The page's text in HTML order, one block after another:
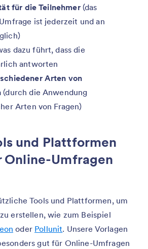
für die Teilnehmer(das
ist jederzeit und an
dazu führt, dass die
antworten
Arten von
(durch die Anwendung
Arten von Fragen)
und Plattformen
Online-Umfragen
Tools und Plattformen, um
erstellen, wie zum Beispiel
oder Pollunit. Unsere Vorlagen
gut für Online-Umfragen